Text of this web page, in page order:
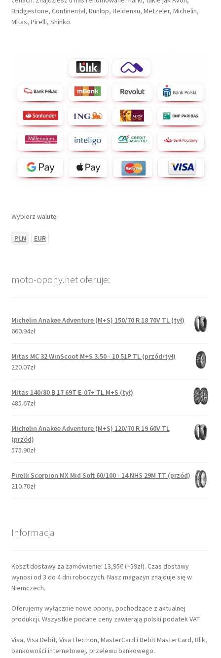
Bridgestone, Continental, Dunlop, Heidenau, Metzeler, Michelin,
Mitas, Pirelli, Shinko.
Wybierz walutę:
PLN EUR
moto-opony.net oferuje:
Michelin Anakee Adventure (M+S) 150/70 R 18 70V TL (tył)
660.94zł
Mitas MC 32 WinScoot M+S 3.50 - 10 51P TL (przód/tył)
220.07zł
Mitas 140/80 B 17 69T E-07+ TL M+S (tył)
485.67zł
Michelin Anakee Adventure (M+S) 120/70 R 19 60V TL
(przód)
575.90zł
Pirelli Scorpion MX Mid Soft 60/100 - 14 NHS 29M TT (przód)
210.70zł
Informacja
Koszt dostawy za zamówienie: 13,95€ (~59zł). Czas dostawy
wynosi od 3 do 4 dni roboczych. Nasz magazyn znajduje się w
Niemczech.
Oferujemy wyłącznie nowe opony, pochodzące z aktualnej
produkcji. Wszystkie podane ceny zawierają polski podatek VAT.
Visa, Visa Debit, Visa Electron, MasterCard i Debit MasterCard, Blik,
bankowości internetowej, przelewu bankowego.